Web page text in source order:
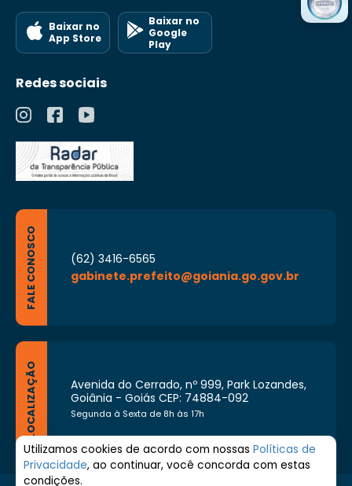
Baixar no
App Store
Baixar no
Google
Play
Redes sociais
FALE CONOSCO
(62) 3416-6565
gabinete.prefeito@goiania.go.gov.br
LOCALIZAÇÃO
Avenida do Cerrado, nº 999, Park Lozandes,
Goiânia - Goiás CEP: 74884-092
Segunda à Sexta de 8h às 17h
Utilizamos cookies de acordo com nossas Políticas de
Privacidade, ao continuar, você concorda com estas
condições.